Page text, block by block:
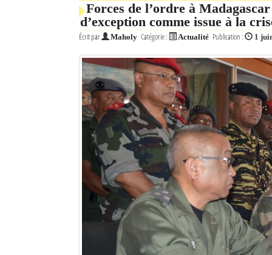
L'actualité du tourisme
Sites touristiques
Diego Suarez Pratique
La Tribune de Diego en PDF
Forces de l’ordre à
d’exception comme issue à la
Écrit par Maholy Catégorie : Actualité Publication : 1